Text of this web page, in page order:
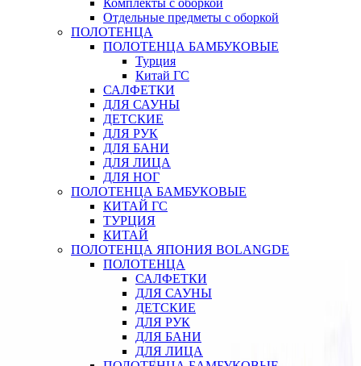
Комплекты с оборкой
Отдельные предметы с оборкой
ПОЛОТЕНЦА
ПОЛОТЕНЦА БАМБУКОВЫЕ
Турция
Китай ГС
САЛФЕТКИ
ДЛЯ САУНЫ
ДЕТСКИЕ
ДЛЯ РУК
ДЛЯ БАНИ
ДЛЯ ЛИЦА
ДЛЯ НОГ
ПОЛОТЕНЦА БАМБУКОВЫЕ
КИТАЙ ГС
ТУРЦИЯ
КИТАЙ
ПОЛОТЕНЦА ЯПОНИЯ BOLANGDE
ПОЛОТЕНЦА
САЛФЕТКИ
ДЛЯ САУНЫ
ДЕТСКИЕ
ДЛЯ РУК
ДЛЯ БАНИ
ДЛЯ ЛИЦА